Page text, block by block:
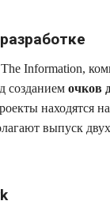
Information,
созданием очков
находятся
выпуск